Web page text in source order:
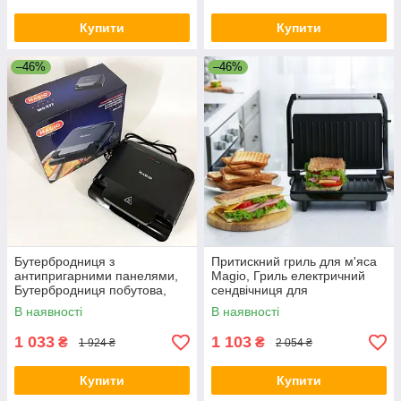
Купити Купити
–46%
Бутербродниця з
антипригарними панелями,
Бутербродниця побутова,
Сендвічниця побутова UA-46
В наявності
1 033 ₴ 1 924 ₴
Купити
–46%
Притискний гриль для м'яса
Magio, Гриль електричний
сендвічниця для
приготування м'яса KF-53
В наявності
1 103 ₴ 2 054 ₴
Купити